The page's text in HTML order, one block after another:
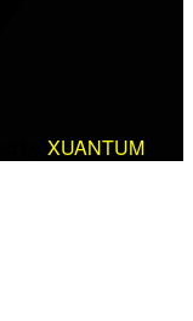
XUANTUM